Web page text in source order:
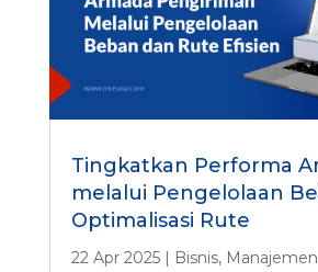
Tingkatkan Performa
melalui Pengelolaan
Optimalisasi Rute
22 Apr 2025| Bisnis,